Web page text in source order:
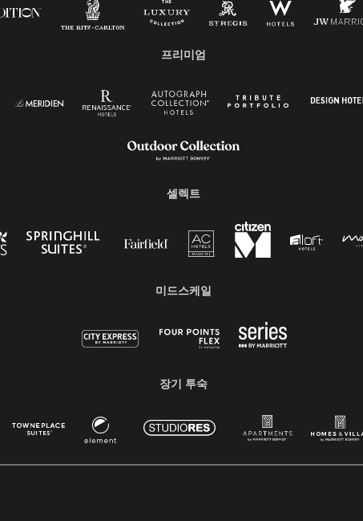
프리미엄
셀렉트
미드스케일
장기 투숙